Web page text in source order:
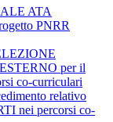
ATA
PNRR
per il
co-curriculari
relativo
nei percorsi co-